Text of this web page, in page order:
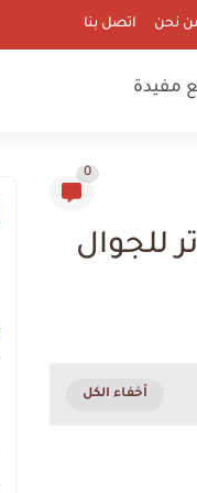
نحن اتصل بنا
مفيدة
0
للجوال